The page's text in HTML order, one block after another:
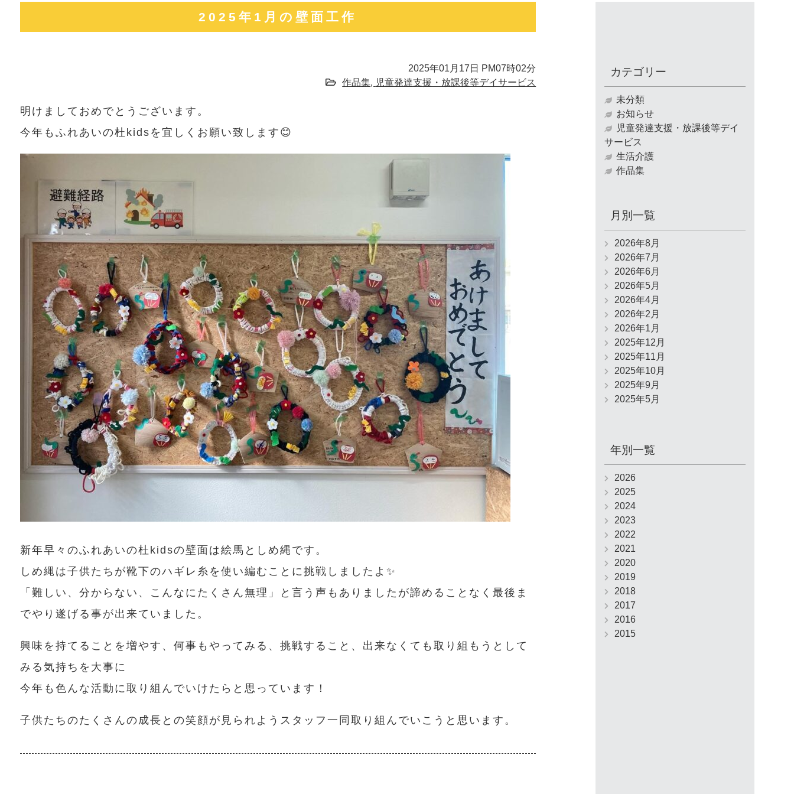
2025年1月の壁面工作
2025年01月17日 PM07時02分
作品集, 児童発達支援・放課後等デイサービス
明けましておめでとうございます。
今年もふれあいの杜kidsを宜しくお願い致します😊
新年早々のふれあいの杜kidsの壁面は絵馬としめ縄です。
しめ縄は子供たちが靴下のハギレ糸を使い編むことに挑戦しましたよ✨
「難しい、分からない、こんなにたくさん無理」と言う声もありましたが諦めることなく最後ま
でやり遂げる事が出来ていました。
興味を持てることを増やす、何事もやってみる、挑戦すること、出来なくても取り組もうとして
みる気持ちを大事に
今年も色んな活動に取り組んでいけたらと思っています！
子供たちのたくさんの成長との笑顔が見られようスタッフ一同取り組んでいこうと思います。
カテゴリー
未分類
お知らせ
児童発達支援・放課後等デイ
サービス
生活介護
作品集
月別一覧
2026年8月
2026年7月
2026年6月
2026年5月
2026年4月
2026年2月
2026年1月
2025年12月
2025年11月
2025年10月
2025年9月
2025年5月
年別一覧
2026
2025
2024
2023
2022
2021
2020
2019
2018
2017
2016
2015